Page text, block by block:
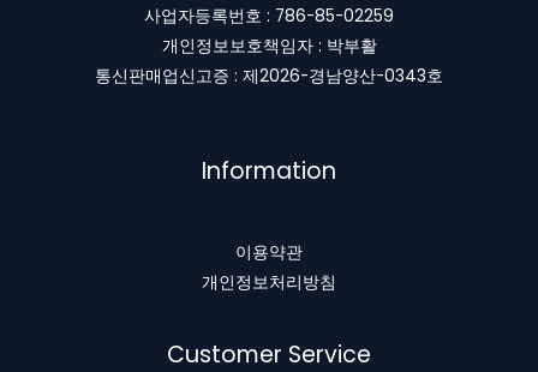
사업자등록번호 : 786-85-02259
개인정보보호책임자 : 박부활
통신판매업신고증 : 제2026-경남양산-0343호
Information
이용약관
개인정보처리방침
Customer Service